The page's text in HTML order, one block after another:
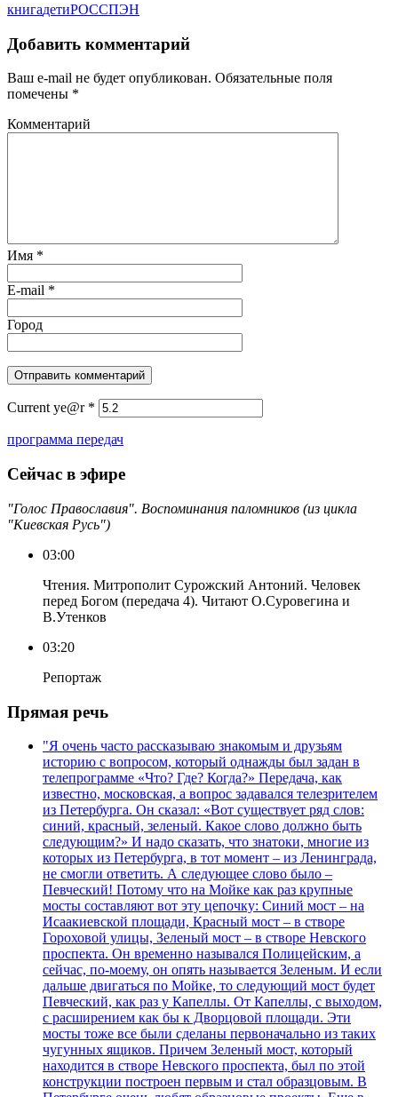
книгадетиРОССПЭН
Добавить комментарий
Ваш e-mail не будет опубликован. Обязательные поля
помечены *
Комментарий
Имя *
E-mail *
Город
Current ye@r *
программа передач
Сейчас в эфире
"Голос Православия". Воспоминания паломников (из цикла
"Киевская Русь")
03:00
Чтения. Митрополит Сурожский Антоний. Человек
перед Богом (передача 4). Читают О.Суровегина и
В.Утенков
03:20
Репортаж
Прямая речь
"Я очень часто рассказываю знакомым и друзьям
историю с вопросом, который однажды был задан в
телепрограмме «Что? Где? Когда?» Передача, как
известно, московская, а вопрос задавался телезрителем
из Петербурга. Он сказал: «Вот существует ряд слов:
синий, красный, зеленый. Какое слово должно быть
следующим?» И надо сказать, что знатоки, многие из
которых из Петербурга, в тот момент – из Ленинграда,
не смогли ответить. А следующее слово было –
Певческий! Потому что на Мойке как раз крупные
мосты составляют вот эту цепочку: Синий мост – на
Исаакиевской площади, Красный мост – в створе
Гороховой улицы, Зеленый мост – в створе Невского
проспекта. Он временно назывался Полицейским, а
сейчас, по-моему, он опять называется Зеленым. И если
дальше двигаться по Мойке, то следующий мост будет
Певческий, как раз у Капеллы. От Капеллы, с выходом,
с расширением как бы к Дворцовой площади. Эти
мосты тоже все были сделаны первоначально из таких
чугунных ящиков. Причем Зеленый мост, который
находится в створе Невского проспекта, был по этой
конструкции построен первым и стал образцовым. В